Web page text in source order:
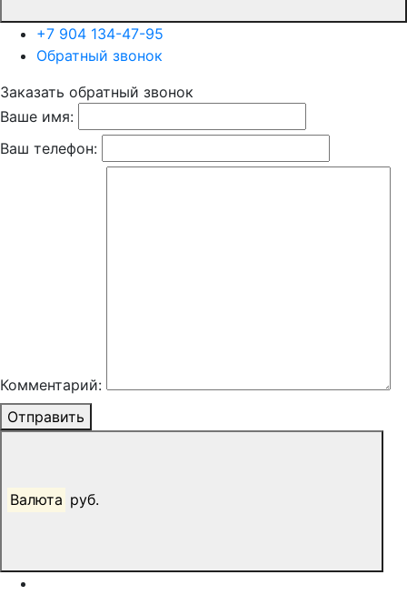
+7 904 134-47-95
Обратный звонок
Заказать обратный звонок
Ваше имя:
Ваш телефон:
Комментарий:
Отправить
Валюта руб.